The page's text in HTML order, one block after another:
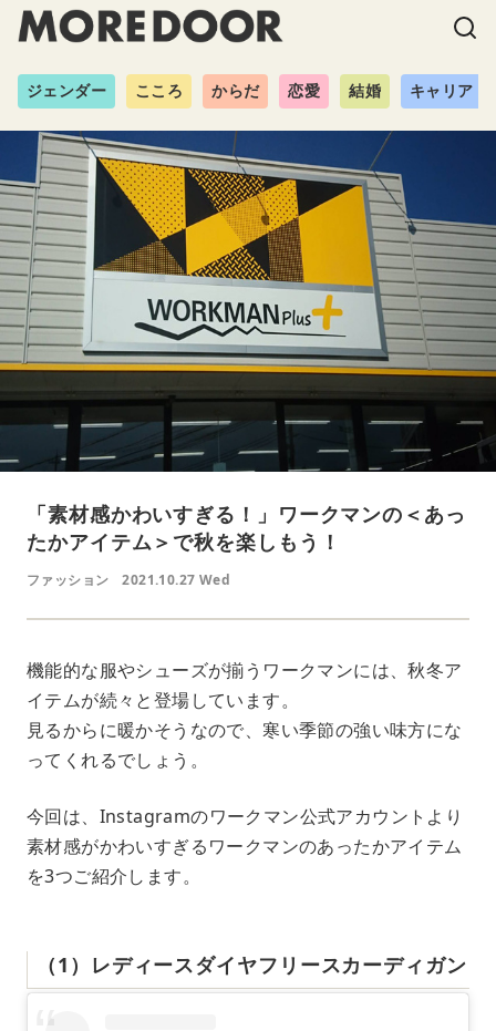
ジェンダー こころ からだ 恋愛 結婚 キャリア
「素材感かわいすぎる！」ワークマンの＜あっ
たかアイテム＞で秋を楽しもう！
ファッション 2021.10.27 Wed
機能的な服やシューズが揃うワークマンには、秋冬ア
イテムが続々と登場しています。
見るからに暖かそうなので、寒い季節の強い味方にな
ってくれるでしょう。
今回は、Instagramのワークマン公式アカウントより
素材感がかわいすぎるワークマンのあったかアイテム
を3つご紹介します。
（1）レディースダイヤフリースカーディガン